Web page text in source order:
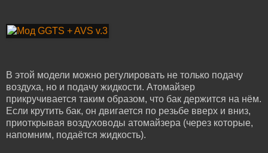
В этой модели можно регулировать не только подачу
воздуха, но и подачу жидкости. Атомайзер
прикручивается таким образом, что бак держится на нём.
Если крутить бак, он двигается по резьбе вверх и вниз,
приоткрывая воздуховоды атомайзера (через которые,
напомним, подаётся жидкость).